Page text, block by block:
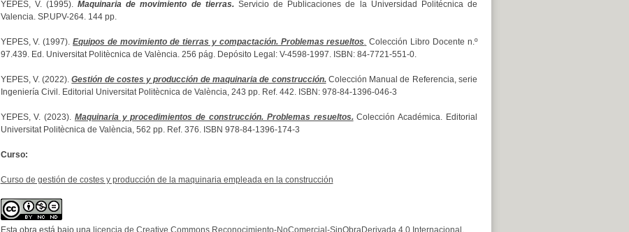
YEPES, V. (1995). Maquinaria de movimiento de tierras.Servicio de Publicaciones de la Universidad Politécnica de
Valencia. SP.UPV-264. 144 pp.
YEPES, V. (1997).Equipos de movimiento de tierras y compactación. Problemas resueltos. Colección Libro Docente n.º
97.439. Ed. Universitat Politècnica de València. 256 pág. Depósito Legal: V-4598-1997. ISBN: 84-7721-551-0.
YEPES, V. (2022).Gestión de costes y producción de maquinaria de construcción.Colección Manual de Referencia, serie
Ingeniería Civil. Editorial Universitat Politècnica de València, 243 pp. Ref. 442. ISBN: 978-84-1396-046-3
YEPES, V. (2023). Maquinaria y procedimientos de construcción. Problemas resueltos.Colección Académica. Editorial
Universitat Politècnica de València, 562 pp. Ref. 376. ISBN 978-84-1396-174-3
Curso:
Curso de gestión de costes y producción de la maquinaria empleada en la construcción
Esta obra está bajo una licencia de Creative Commons Reconocimiento-NoComercial-SinObraDerivada 4.0 Internacional .